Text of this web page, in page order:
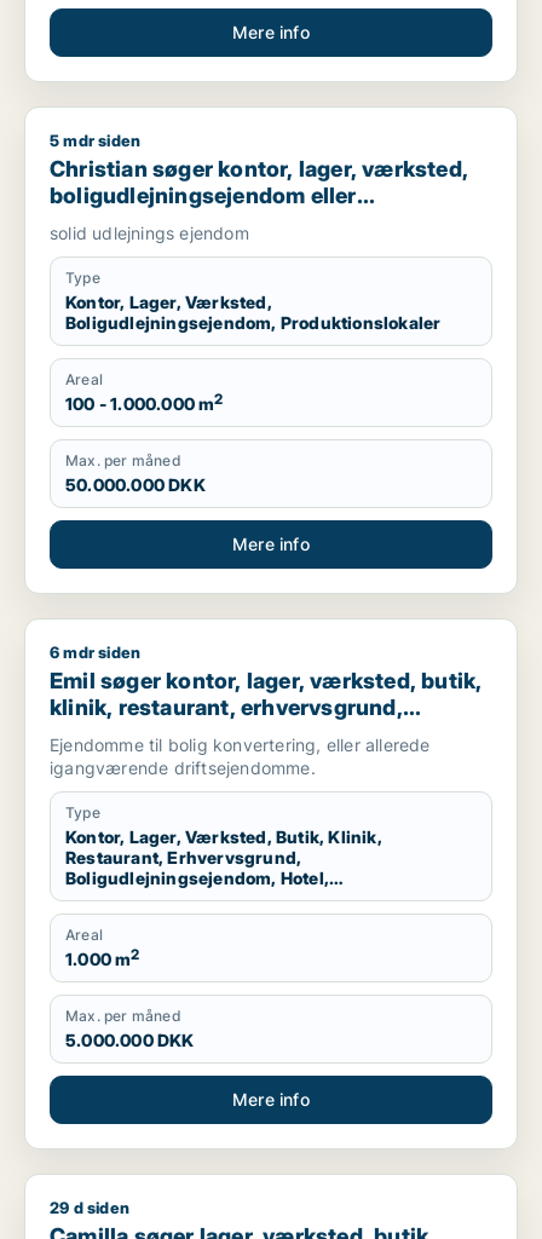
Mere info
Christian søger kontor, lager, værksted,
5 mdr siden
Christian søger kontor, lager, værksted,
boligudlejningsejendom eller
produktionslokaler til salg i Nordsjælland,
Roskilde eller Holbæk
solid udlejnings ejendom
Type
Kontor, Lager, Værksted,
Boligudlejningsejendom, Produktionslokaler
Areal
100 - 1.000.000 m2
Max. per måned
50.000.000 DKK
Mere info
Emil søger kontor, lager, værksted, butik, klinik,
6 mdr siden
Emil søger kontor, lager, værksted, butik,
klinik, restaurant, erhvervsgrund,
boligudlejningsejendom, hotel,
produktionslokaler eller garage til salg i
Nordsjælland
Ejendomme til bolig konvertering, eller allerede
igangværende driftsejendomme.
Type
Kontor, Lager, Værksted, Butik, Klinik,
Restaurant, Erhvervsgrund,
Boligudlejningsejendom, Hotel,
Produktionslokaler, Garage
Areal
1.000 m2
Max. per måned
5.000.000 DKK
Mere info
Camilla søger lager, værksted, butik, showroom,
29 d siden